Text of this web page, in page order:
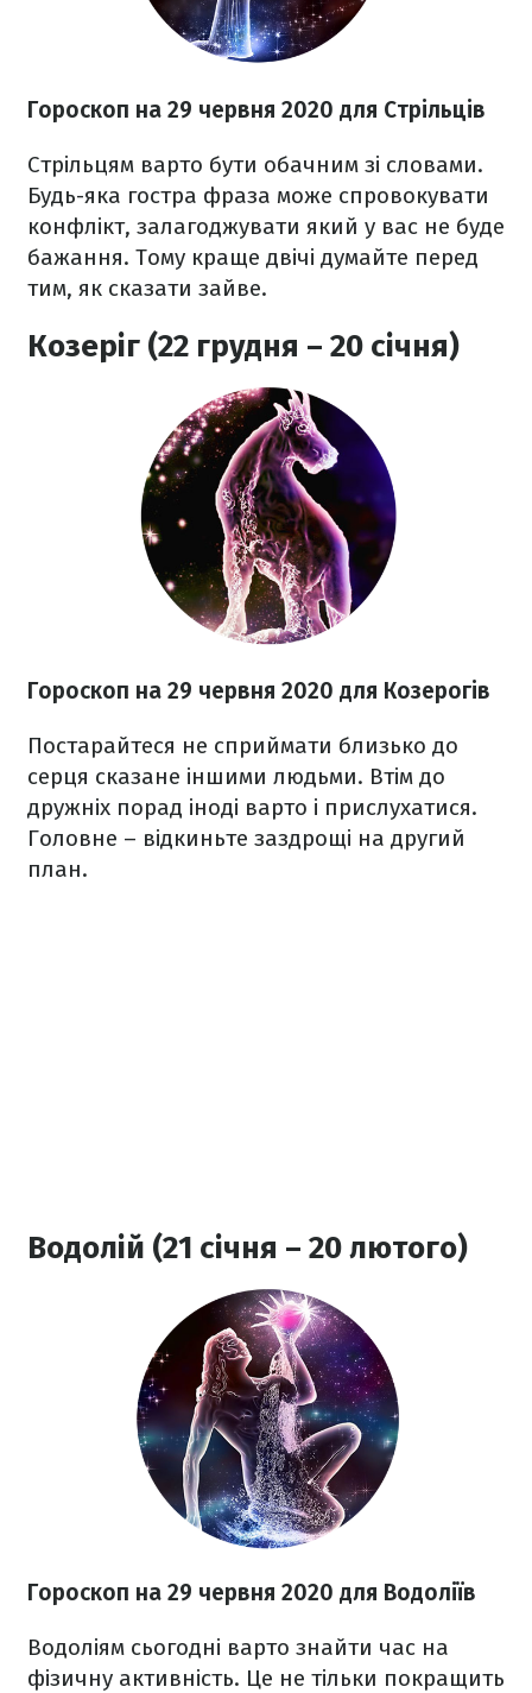
Гороскоп на 29 червня 2020 для Стрільців
Стрільцям варто бути обачним зі словами.
Будь-яка гостра фраза може спровокувати
конфлікт, залагоджувати який у вас не буде
бажання. Тому краще двічі думайте перед
тим, як сказати зайве.
Козеріг (22 грудня – 20 січня)
Гороскоп на 29 червня 2020 для Козерогів
Постарайтеся не сприймати близько до
серця сказане іншими людьми. Втім до
дружніх порад іноді варто і прислухатися.
Головне – відкиньте заздрощі на другий
план.
Водолій (21 січня – 20 лютого)
Гороскоп на 29 червня 2020 для Водоліїв
Водоліям сьогодні варто знайти час на
фізичну активність. Це не тільки покращить